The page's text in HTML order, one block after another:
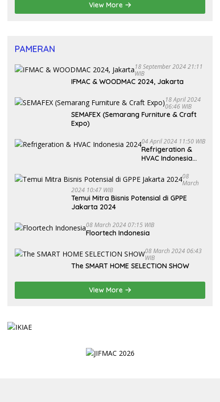
View More
PAMERAN
18 September 2024 21:11
WIB
IFMAC & WOODMAC 2024, Jakarta
18 April 2024
06:46 WIB
SEMAFEX (Semarang Furniture & Craft
Expo)
04 April 2024 11:50 WIB
Refrigeration &
HVAC Indonesia
08
March
2024 10:47 WIB
Temui Mitra Bisnis Potensial di GPPE
Jakarta 2024
08 March 2024 07:15 WIB
Floortech Indonesia
08 March 2024 06:43
WIB
The SMART HOME SELECTION SHOW
View More